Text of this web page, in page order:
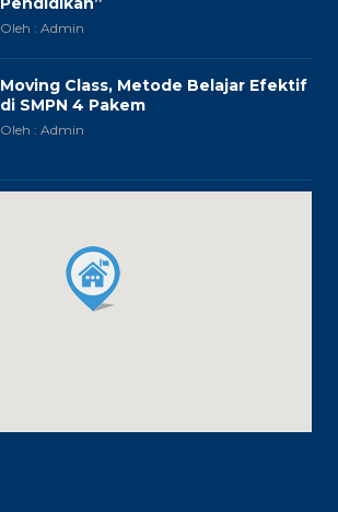
Oleh : Admin
Moving Class, Metode Belajar Efektif
di SMPN 4 Pakem
Oleh : Admin